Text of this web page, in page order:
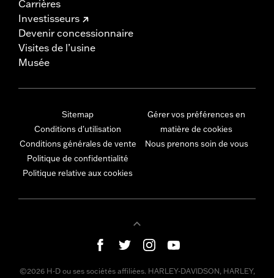
Carrières
Investisseurs
Devenir concessionnaire
Visites de l’usine
Musée
Sitemap
Conditions d'utilisation
Conditions générales de vente
Politique de confidentialité
Politique relative aux cookies
Gérer vos préférences en
matière de cookies
Nous prenons soin de vous
©2026 H-D ou ses sociétés affiliées. HARLEY-DAVIDSON, HARLEY,